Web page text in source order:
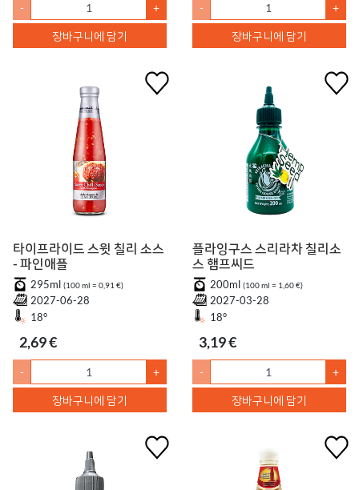
- +
장바구니에 담기
- +
장바구니에 담기
타이프라이드 스윗 칠리 소스
- 파인애플
295ml (100 ml = 0,91 €)
2027-06-28
18°
2,69 €
- +
장바구니에 담기
플라잉구스 스리라차 칠리소
스 햄프씨드
200ml (100 ml = 1,60 €)
2027-03-28
18°
3,19 €
- +
장바구니에 담기